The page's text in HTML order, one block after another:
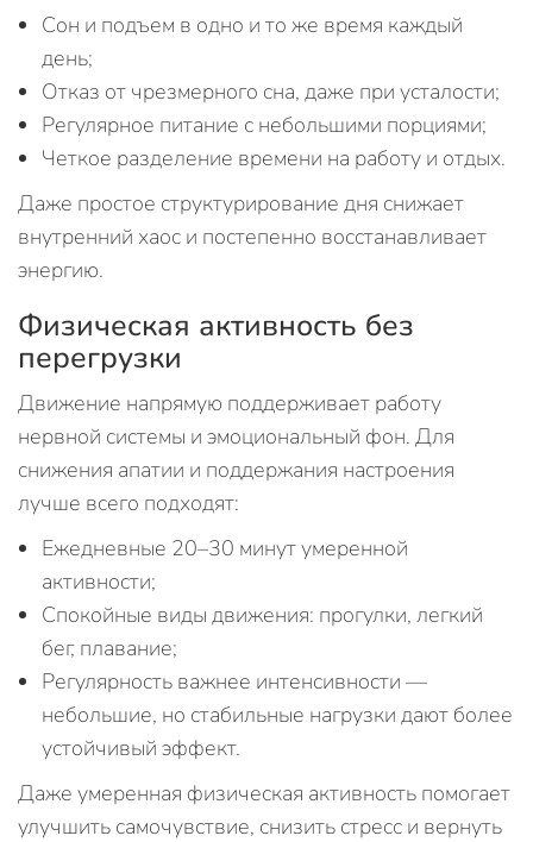
Сон и подъем в одно и то же время каждый
день;
Отказ от чрезмерного сна, даже при усталости;
Регулярное питание с небольшими порциями;
Четкое разделение времени на работу и отдых.
Даже простое структурирование дня снижает
внутренний хаос и постепенно восстанавливает
энергию.
Физическая активность без
перегрузки
Движение напрямую поддерживает работу
нервной системы и эмоциональный фон. Для
снижения апатии и поддержания настроения
лучше всего подходят:
Ежедневные 20–30 минут умеренной
активности;
Спокойные виды движения: прогулки, легкий
бег, плавание;
Регулярность важнее интенсивности —
небольшие, но стабильные нагрузки дают более
устойчивый эффект.
Даже умеренная физическая активность помогает
улучшить самочувствие, снизить стресс и вернуть